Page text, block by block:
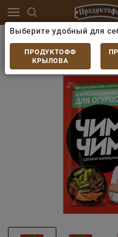
Специи, приправы,
Корейская заправка
Выберите удобный для
ПРОДУКТОФФ
КРЫЛОВА